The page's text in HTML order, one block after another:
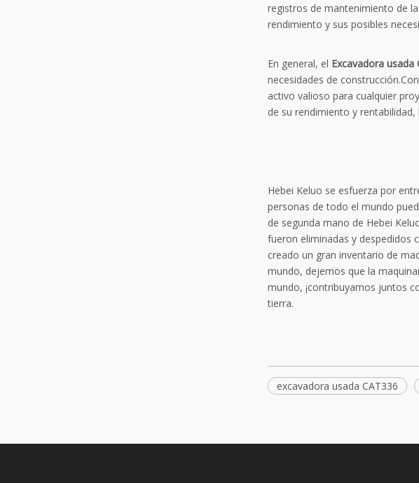
registros de mantenimiento de
rendimiento y sus posibles
En general, el Excavadora usada
necesidades de
activo valioso para cualquier
de su rendimiento y
Hebei Keluo se esfuerza por
personas de todo el mundo
de segunda mano de Hebei
fueron eliminadas y despedidos
creado un gran inventario de
mundo, dejemos que la
mundo, ¡contribuyamos juntos
tierra.
excavadora usada CAT336